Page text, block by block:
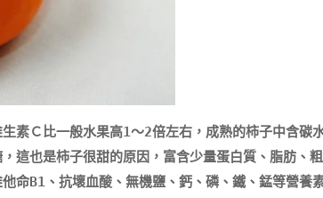
這也是柿子很甜的原因，富含少量蛋白質、脂肪、
命B1、抗壞血酸、無機鹽、鈣、磷、鐵、錳等營養